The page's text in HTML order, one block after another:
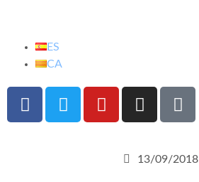
ES
CA
13/09/2018